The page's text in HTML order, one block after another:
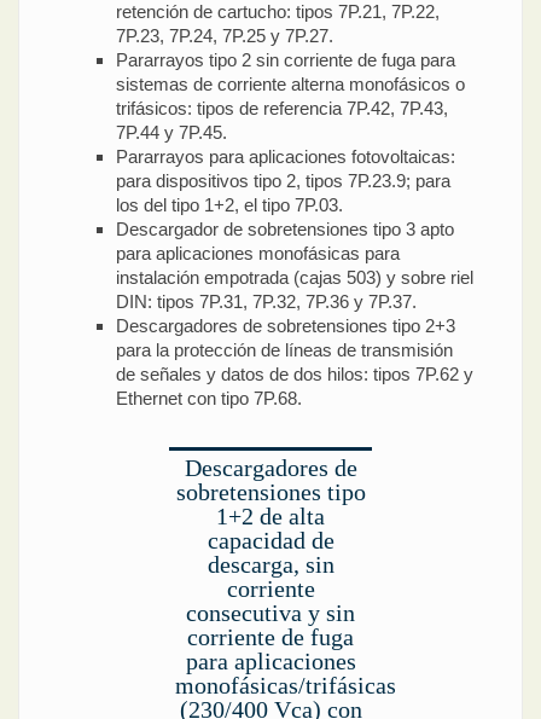
retención de cartucho: tipos 7P.21, 7P.22,
7P.23, 7P.24, 7P.25 y 7P.27.
Pararrayos tipo 2 sin corriente de fuga para
sistemas de corriente alterna monofásicos o
trifásicos: tipos de referencia 7P.42, 7P.43,
7P.44 y 7P.45.
Pararrayos para aplicaciones fotovoltaicas:
para dispositivos tipo 2, tipos 7P.23.9; para
los del tipo 1+2, el tipo 7P.03.
Descargador de sobretensiones tipo 3 apto
para aplicaciones monofásicas para
instalación empotrada (cajas 503) y sobre riel
DIN: tipos 7P.31, 7P.32, 7P.36 y 7P.37.
Descargadores de sobretensiones tipo 2+3
para la protección de líneas de transmisión
de señales y datos de dos hilos: tipos 7P.62 y
Ethernet con tipo 7P.68.
Descargadores de
sobretensiones tipo
1+2 de alta
capacidad de
descarga, sin
corriente
consecutiva y sin
corriente de fuga
para aplicaciones
monofásicas/trifásicas
(230/400 Vca) con